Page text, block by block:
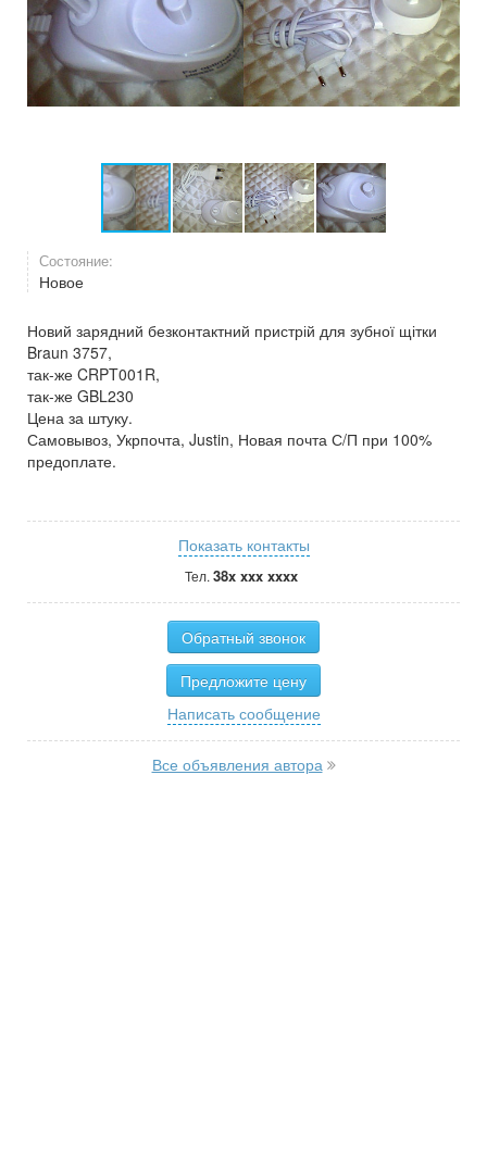
Состояние:
Новое
Новий зарядний безконтактний пристрій для зубної щітки
Braun 3757,
так-же CRPT001R,
так-же GBL230
Цена за штуку.
Самовывоз, Укрпочта, Justin, Новая почта С/П при 100%
предоплате.
Показать контакты
Тел. 38x xxx xxxx
Обратный звонок
Предложите цену
Написать сообщение
Все объявления автора